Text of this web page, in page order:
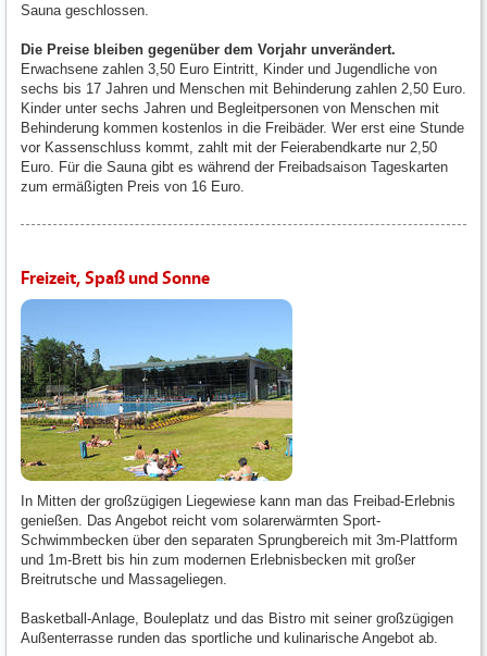
Sauna geschlossen.
Die Preise bleiben gegenüber dem Vorjahr unverändert.
Erwachsene zahlen 3,50 Euro Eintritt, Kinder und Jugendliche von
sechs bis 17 Jahren und Menschen mit Behinderung zahlen 2,50 Euro.
Kinder unter sechs Jahren und Begleitpersonen von Menschen mit
Behinderung kommen kostenlos in die Freibäder. Wer erst eine Stunde
vor Kassenschluss kommt, zahlt mit der Feierabendkarte nur 2,50
Euro. Für die Sauna gibt es während der Freibadsaison Tageskarten
zum ermäßigten Preis von 16 Euro.
Freizeit, Spaß und Sonne
In Mitten der großzügigen Liegewiese kann man das Freibad-Erlebnis
genießen. Das Angebot reicht vom solarerwärmten Sport-
Schwimmbecken über den separaten Sprungbereich mit 3m-Plattform
und 1m-Brett bis hin zum modernen Erlebnisbecken mit großer
Breitrutsche und Massageliegen.
Basketball-Anlage, Bouleplatz und das Bistro mit seiner großzügigen
Außenterrasse runden das sportliche und kulinarische Angebot ab.